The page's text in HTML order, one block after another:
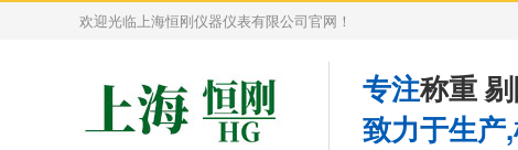
欢迎光临上海恒刚仪器仪表有限公司官网！
专注称重
致力于生产